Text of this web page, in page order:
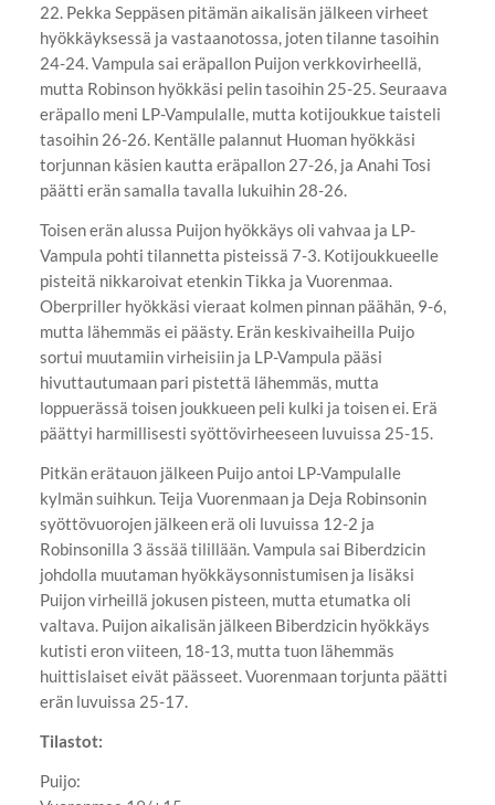
22. Pekka Seppäsen pitämän aikalisän jälkeen virheet
hyökkäyksessä ja vastaanotossa, joten tilanne tasoihin
24-24. Vampula sai eräpallon Puijon verkkovirheellä,
mutta Robinson hyökkäsi pelin tasoihin 25-25. Seuraava
eräpallo meni LP-Vampulalle, mutta kotijoukkue taisteli
tasoihin 26-26. Kentälle palannut Huoman hyökkäsi
torjunnan käsien kautta eräpallon 27-26, ja Anahi Tosi
päätti erän samalla tavalla lukuihin 28-26.
Toisen erän alussa Puijon hyökkäys oli vahvaa ja LP-
Vampula pohti tilannetta pisteissä 7-3. Kotijoukkueelle
pisteitä nikkaroivat etenkin Tikka ja Vuorenmaa.
Oberpriller hyökkäsi vieraat kolmen pinnan päähän, 9-6,
mutta lähemmäs ei päästy. Erän keskivaiheilla Puijo
sortui muutamiin virheisiin ja LP-Vampula pääsi
hivuttautumaan pari pistettä lähemmäs, mutta
loppuerässä toisen joukkueen peli kulki ja toisen ei. Erä
päättyi harmillisesti syöttövirheeseen luvuissa 25-15.
Pitkän erätauon jälkeen Puijo antoi LP-Vampulalle
kylmän suihkun. Teija Vuorenmaan ja Deja Robinsonin
syöttövuorojen jälkeen erä oli luvuissa 12-2 ja
Robinsonilla 3 ässää tilillään. Vampula sai Biberdzicin
johdolla muutaman hyökkäysonnistumisen ja lisäksi
Puijon virheillä jokusen pisteen, mutta etumatka oli
valtava. Puijon aikalisän jälkeen Biberdzicin hyökkäys
kutisti eron viiteen, 18-13, mutta tuon lähemmäs
huittislaiset eivät päässeet. Vuorenmaan torjunta päätti
erän luvuissa 25-17.
Tilastot:
Puijo: